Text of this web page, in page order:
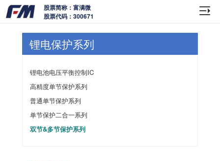
股票简称：富满微
股票代码：300671
锂电保护系列
锂电池电压平衡控制IC
高精度单节保护系列
普通单节保护系列
单节保护二合一系列
双节&多节保护系列